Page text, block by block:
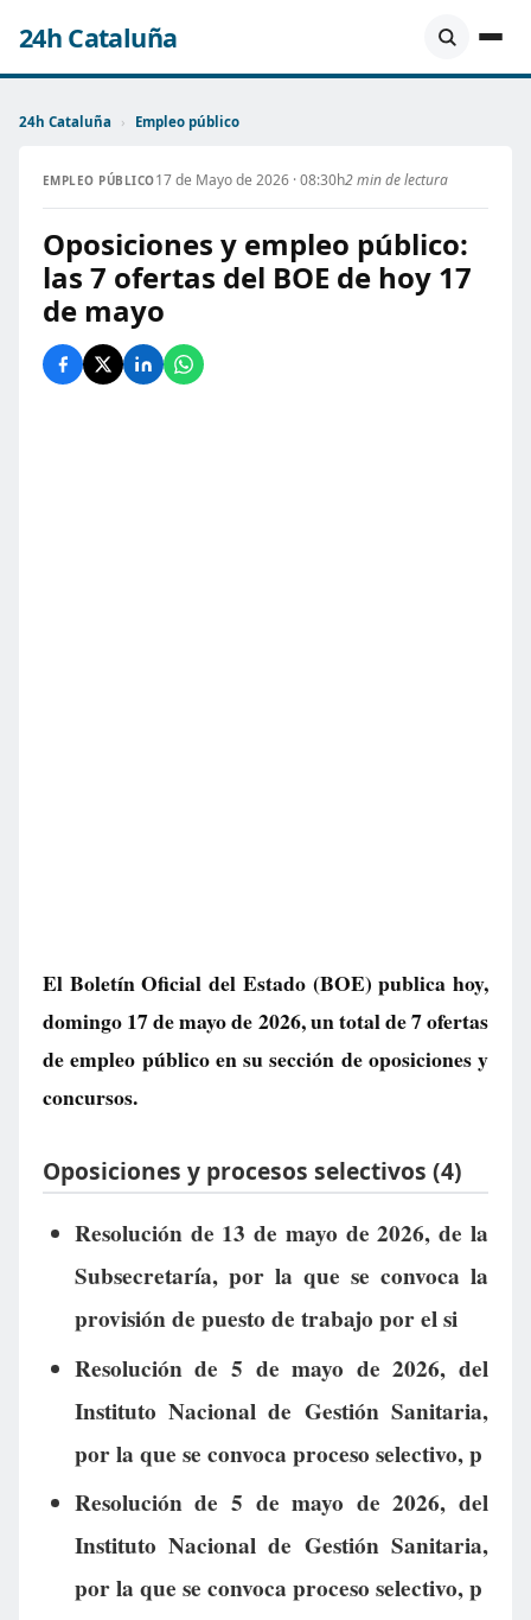
24h Cataluña
24h Cataluña › Empleo público
EMPLEO PÚBLICO17 de Mayo de 2026 · 08:30h2 min de lectura
Oposiciones y empleo público:
las 7 ofertas del BOE de hoy 17
de mayo
El Boletín Oficial del Estado (BOE) publica hoy,
domingo 17 de mayo de 2026, un total de7 ofertas
de empleo públicoen su sección de oposiciones y
concursos.
Oposiciones y procesos selectivos (4)
Resolución de 13 de mayo de 2026, de la
Subsecretaría, por la que se convoca la
provisión de puesto de trabajo por el si
Resolución de 5 de mayo de 2026, del
Instituto Nacional de Gestión Sanitaria,
por la que se convoca proceso selectivo, p
Resolución de 5 de mayo de 2026, del
Instituto Nacional de Gestión Sanitaria,
por la que se convoca proceso selectivo, p